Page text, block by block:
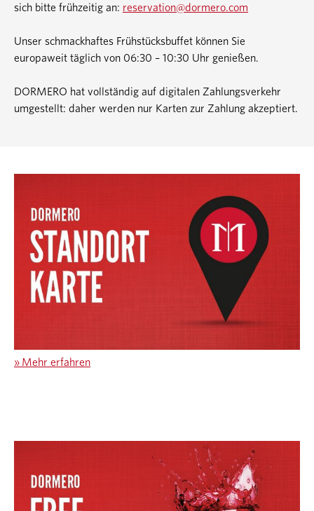
sich bitte frühzeitig an: reservation@dormero.com
Unser schmackhaftes Frühstücksbuffet können Sie
europaweit täglich von 06:30 – 10:30 Uhr genießen.
DORMERO hat vollständig auf digitalen Zahlungsverkehr
umgestellt: daher werden nur Karten zur Zahlung akzeptiert.
» Mehr erfahren